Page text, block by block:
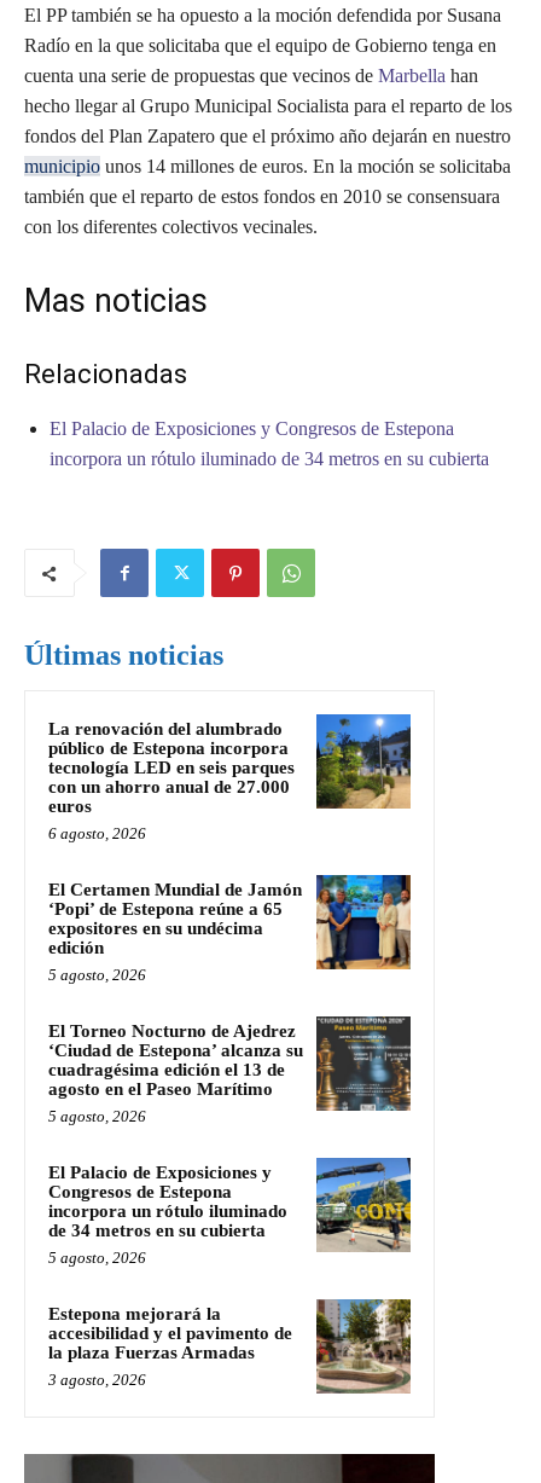
El PP también se ha opuesto a la moción defendida por Susana
Radío en la que solicitaba que el equipo de Gobierno tenga en
cuenta una serie de propuestas que vecinos de Marbella han
hecho llegar al Grupo Municipal Socialista para el reparto de los
fondos del Plan Zapatero que el próximo año dejarán en nuestro
municipio unos 14 millones de euros. En la moción se solicitaba
también que el reparto de estos fondos en 2010 se consensuara
con los diferentes colectivos vecinales.
Mas noticias
Relacionadas
El Palacio de Exposiciones y Congresos de Estepona
incorpora un rótulo iluminado de 34 metros en su cubierta
Últimas noticias
La renovación del alumbrado
público de Estepona incorpora
tecnología LED en seis parques
con un ahorro anual de 27.000
euros
6 agosto, 2026
El Certamen Mundial de Jamón
‘Popi’ de Estepona reúne a 65
expositores en su undécima
edición
5 agosto, 2026
El Torneo Nocturno de Ajedrez
‘Ciudad de Estepona’ alcanza su
cuadragésima edición el 13 de
agosto en el Paseo Marítimo
5 agosto, 2026
El Palacio de Exposiciones y
Congresos de Estepona
incorpora un rótulo iluminado
de 34 metros en su cubierta
5 agosto, 2026
Estepona mejorará la
accesibilidad y el pavimento de
la plaza Fuerzas Armadas
3 agosto, 2026